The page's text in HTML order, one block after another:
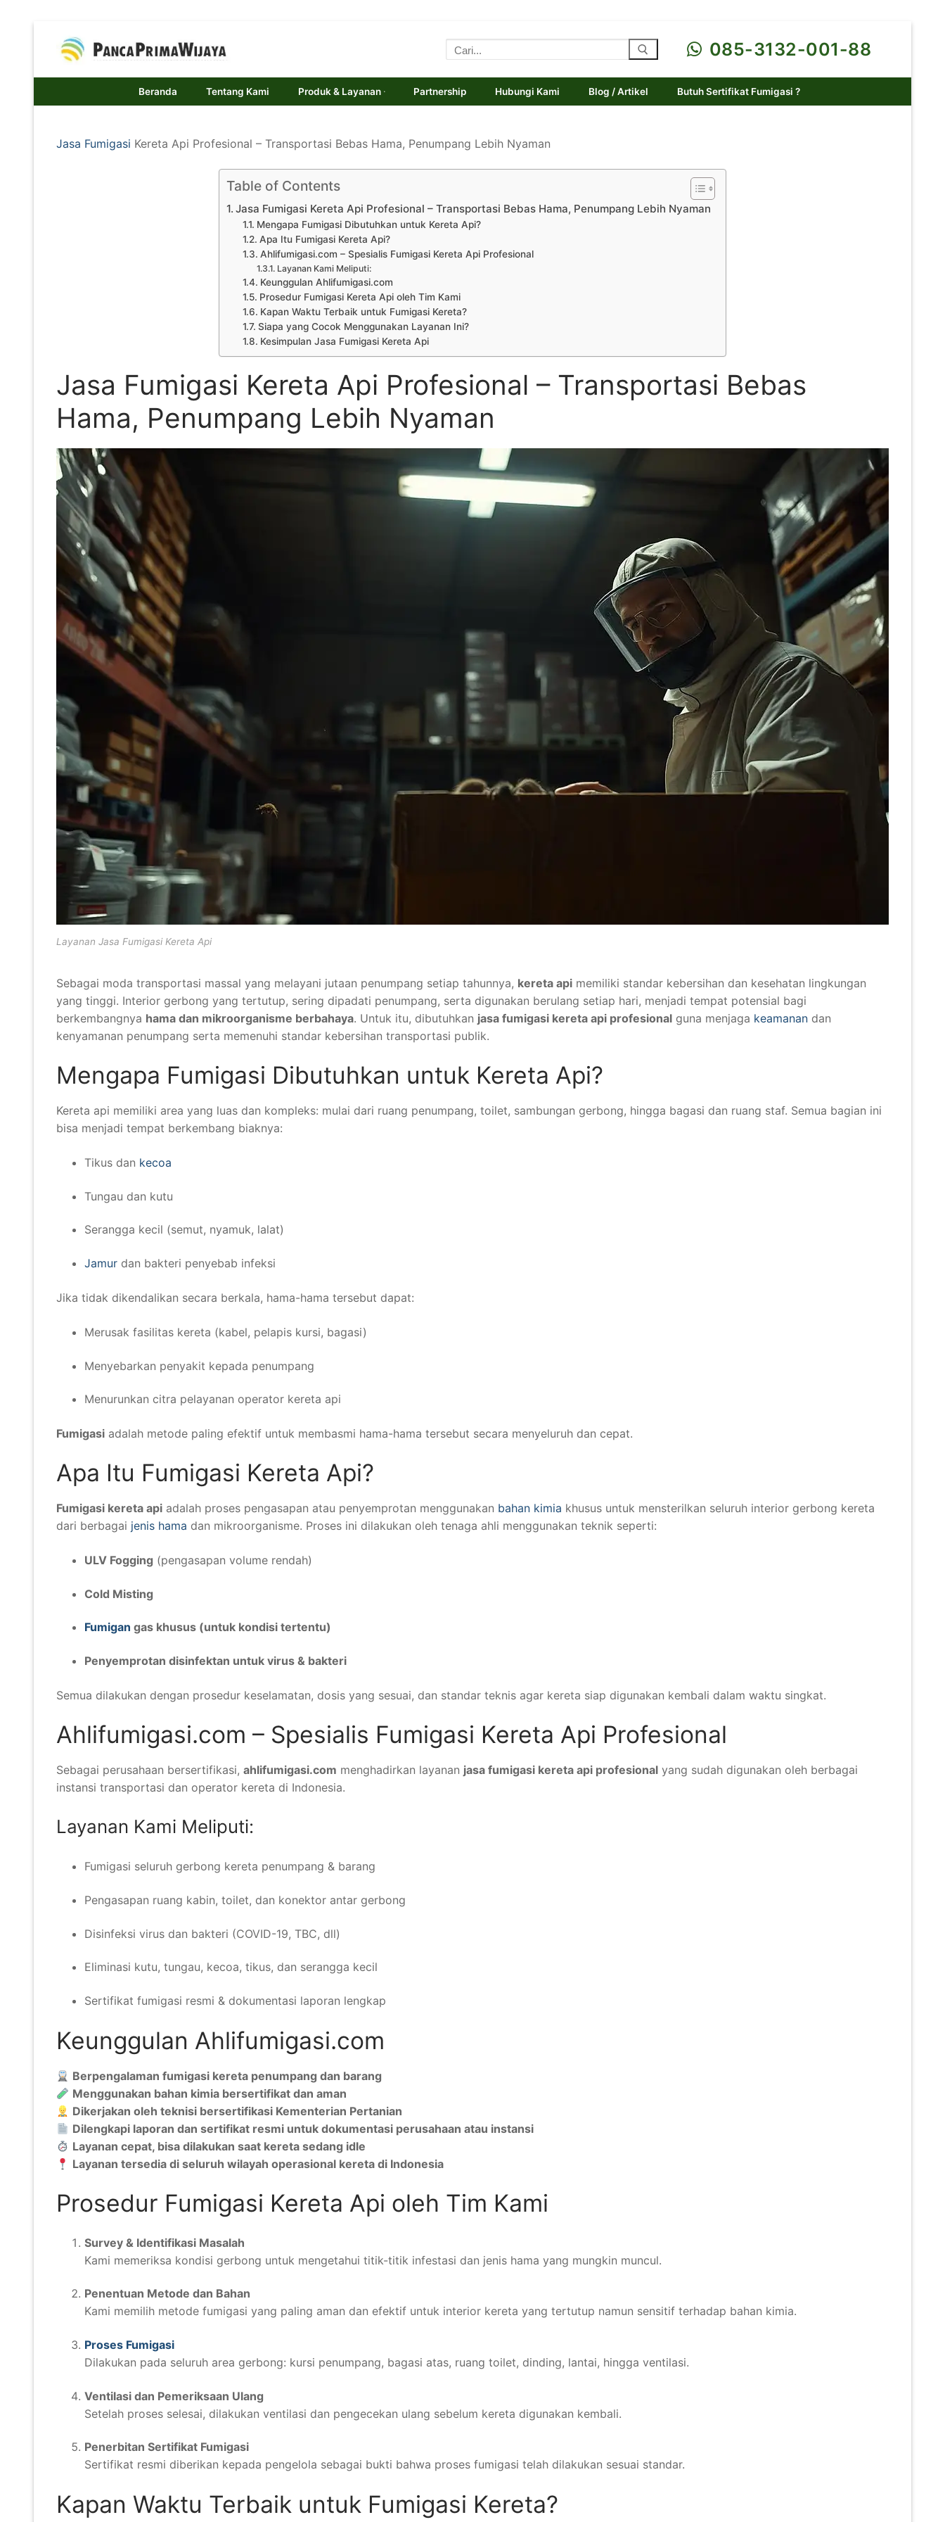
konten
Cari: 085-3132-001-88
Beranda Tentang Kami Produk & Layanan Partnership Hubungi Kami Blog / Artikel Butuh Sertifikat Fumigasi ?
Jasa Fumigasi Kereta Api Profesional – Transportasi Bebas Hama, Penumpang Lebih Nyaman
Table of Contents
Jasa Fumigasi Kereta Api Profesional – Transportasi Bebas Hama, Penumpang Lebih Nyaman
Mengapa Fumigasi Dibutuhkan untuk Kereta Api?
Apa Itu Fumigasi Kereta Api?
Ahlifumigasi.com – Spesialis Fumigasi Kereta Api Profesional
Layanan Kami Meliputi:
Keunggulan Ahlifumigasi.com
Prosedur Fumigasi Kereta Api oleh Tim Kami
Kapan Waktu Terbaik untuk Fumigasi Kereta?
Siapa yang Cocok Menggunakan Layanan Ini?
Kesimpulan Jasa Fumigasi Kereta Api
Jasa Fumigasi Kereta Api Profesional – Transportasi Bebas
Hama, Penumpang Lebih Nyaman
Layanan Jasa Fumigasi Kereta Api
Sebagai moda transportasi massal yang melayani jutaan penumpang setiap tahunnya, kereta api memiliki standar kebersihan dan kesehatan lingkungan
yang tinggi. Interior gerbong yang tertutup, sering dipadati penumpang, serta digunakan berulang setiap hari, menjadi tempat potensial bagi
berkembangnya hama dan mikroorganisme berbahaya. Untuk itu, dibutuhkan jasa fumigasi kereta api profesional guna menjaga keamanan dan
kenyamanan penumpang serta memenuhi standar kebersihan transportasi publik.
Mengapa Fumigasi Dibutuhkan untuk Kereta Api?
Kereta api memiliki area yang luas dan kompleks: mulai dari ruang penumpang, toilet, sambungan gerbong, hingga bagasi dan ruang staf. Semua bagian ini
bisa menjadi tempat berkembang biaknya:
Tikus dan kecoa
Tungau dan kutu
Serangga kecil (semut, nyamuk, lalat)
Jamur dan bakteri penyebab infeksi
Jika tidak dikendalikan secara berkala, hama-hama tersebut dapat:
Merusak fasilitas kereta (kabel, pelapis kursi, bagasi)
Menyebarkan penyakit kepada penumpang
Menurunkan citra pelayanan operator kereta api
Fumigasi adalah metode paling efektif untuk membasmi hama-hama tersebut secara menyeluruh dan cepat.
Apa Itu Fumigasi Kereta Api?
Fumigasi kereta api adalah proses pengasapan atau penyemprotan menggunakan bahan kimia khusus untuk mensterilkan seluruh interior gerbong kereta
dari berbagai jenis hama dan mikroorganisme. Proses ini dilakukan oleh tenaga ahli menggunakan teknik seperti:
ULV Fogging (pengasapan volume rendah)
Cold Misting
Fumigan gas khusus (untuk kondisi tertentu)
Penyemprotan disinfektan untuk virus & bakteri
Semua dilakukan dengan prosedur keselamatan, dosis yang sesuai, dan standar teknis agar kereta siap digunakan kembali dalam waktu singkat.
Ahlifumigasi.com – Spesialis Fumigasi Kereta Api Profesional
Sebagai perusahaan bersertifikasi, ahlifumigasi.com menghadirkan layanan jasa fumigasi kereta api profesional yang sudah digunakan oleh berbagai
instansi transportasi dan operator kereta di Indonesia.
Layanan Kami Meliputi:
Fumigasi seluruh gerbong kereta penumpang & barang
Pengasapan ruang kabin, toilet, dan konektor antar gerbong
Disinfeksi virus dan bakteri (COVID-19, TBC, dll)
Eliminasi kutu, tungau, kecoa, tikus, dan serangga kecil
Sertifikat fumigasi resmi & dokumentasi laporan lengkap
Keunggulan Ahlifumigasi.com
Berpengalaman fumigasi kereta penumpang dan barang
Menggunakan bahan kimia bersertifikat dan aman
Dikerjakan oleh teknisi bersertifikasi Kementerian Pertanian
Dilengkapi laporan dan sertifikat resmi untuk dokumentasi perusahaan atau instansi
Layanan cepat, bisa dilakukan saat kereta sedang idle
Layanan tersedia di seluruh wilayah operasional kereta di Indonesia
Prosedur Fumigasi Kereta Api oleh Tim Kami
Survey & Identifikasi Masalah
Kami memeriksa kondisi gerbong untuk mengetahui titik-titik infestasi dan jenis hama yang mungkin muncul.
Penentuan Metode dan Bahan
Kami memilih metode fumigasi yang paling aman dan efektif untuk interior kereta yang tertutup namun sensitif terhadap bahan kimia.
Proses Fumigasi
Dilakukan pada seluruh area gerbong: kursi penumpang, bagasi atas, ruang toilet, dinding, lantai, hingga ventilasi.
Ventilasi dan Pemeriksaan Ulang
Setelah proses selesai, dilakukan ventilasi dan pengecekan ulang sebelum kereta digunakan kembali.
Penerbitan Sertifikat Fumigasi
Sertifikat resmi diberikan kepada pengelola sebagai bukti bahwa proses fumigasi telah dilakukan sesuai standar.
Kapan Waktu Terbaik untuk Fumigasi Kereta?